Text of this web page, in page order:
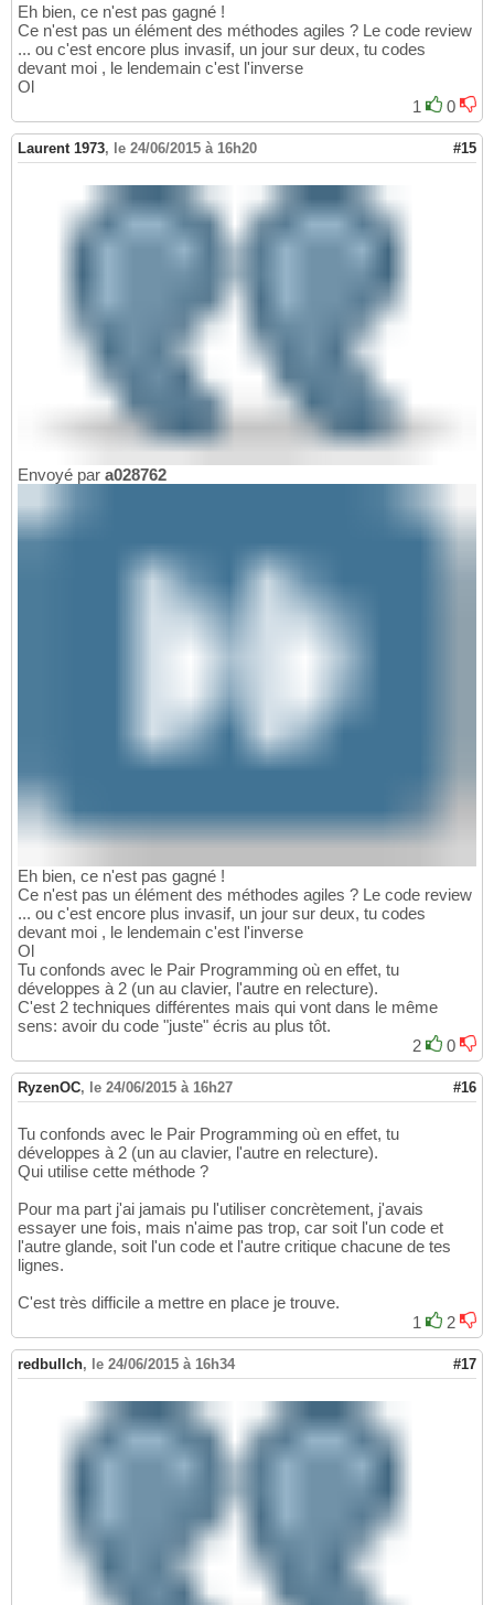
Eh bien, ce n'est pas gagné !
Ce n'est pas un élément des méthodes agiles ? Le code review
... ou c'est encore plus invasif, un jour sur deux, tu codes
devant moi , le lendemain c'est l'inverse
Ol
1
0
Laurent 1973, le 24/06/2015 à 16h20 #15
Envoyé par a028762
Eh bien, ce n'est pas gagné !
Ce n'est pas un élément des méthodes agiles ? Le code review
... ou c'est encore plus invasif, un jour sur deux, tu codes
devant moi , le lendemain c'est l'inverse
Ol
Tu confonds avec le Pair Programming où en effet, tu
développes à 2 (un au clavier, l'autre en relecture).
C'est 2 techniques différentes mais qui vont dans le même
sens: avoir du code "juste" écris au plus tôt.
2
0
RyzenOC, le 24/06/2015 à 16h27 #16
Tu confonds avec le Pair Programming où en effet, tu
développes à 2 (un au clavier, l'autre en relecture).
Qui utilise cette méthode ?
Pour ma part j'ai jamais pu l'utiliser concrètement, j'avais
essayer une fois, mais n'aime pas trop, car soit l'un code et
l'autre glande, soit l'un code et l'autre critique chacune de tes
lignes.
C'est très difficile a mettre en place je trouve.
1
2
redbullch, le 24/06/2015 à 16h34 #17